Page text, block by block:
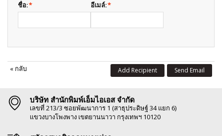
*
ชื่อ: *
อีเมล์:
« กลับ Send Email
Add Recipient
บริษัท สำนักพิมพ์เอ็มไอเอส จำกัด
เลขที่ 213/3 ซอยพัฒนาการ 1 (สาธุประดิษฐ์ 34 แยก 6)
แขวงบางโพงพาง เขตยานนาวา กรุงเทพฯ 10120